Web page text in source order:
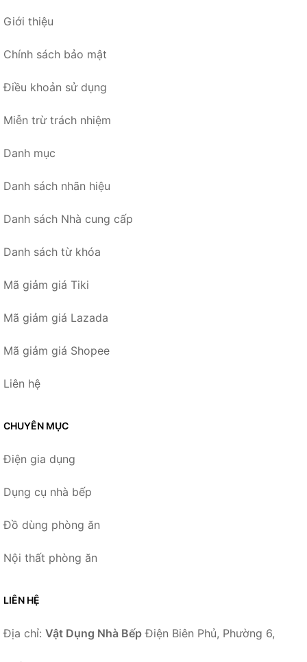
Giới thiệu
Chính sách bảo mật
Điều khoản sử dụng
Miễn trừ trách nhiệm
Danh mục
Danh sách nhãn hiệu
Danh sách Nhà cung cấp
Danh sách từ khóa
Mã giảm giá Tiki
Mã giảm giá Lazada
Mã giảm giá Shopee
Liên hệ
CHUYÊN MỤC
Điện gia dụng
Dụng cụ nhà bếp
Đồ dùng phòng ăn
Nội thất phòng ăn
LIÊN HỆ
Địa chỉ: Vật Dụng Nhà Bếp Điện Biên Phủ, Phường 6,